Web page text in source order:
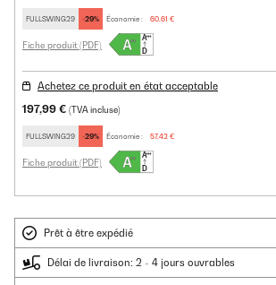
FULLSWING29 -29% Économie : 60,61 €
Fiche produit (PDF)
Achetez ce produit en état acceptable
197,99 € (TVA incluse)
FULLSWING29 -29% Économie : 57,42 €
Fiche produit (PDF)
Prêt à être expédié
Délai de livraison: 2 - 4 jours ouvrables